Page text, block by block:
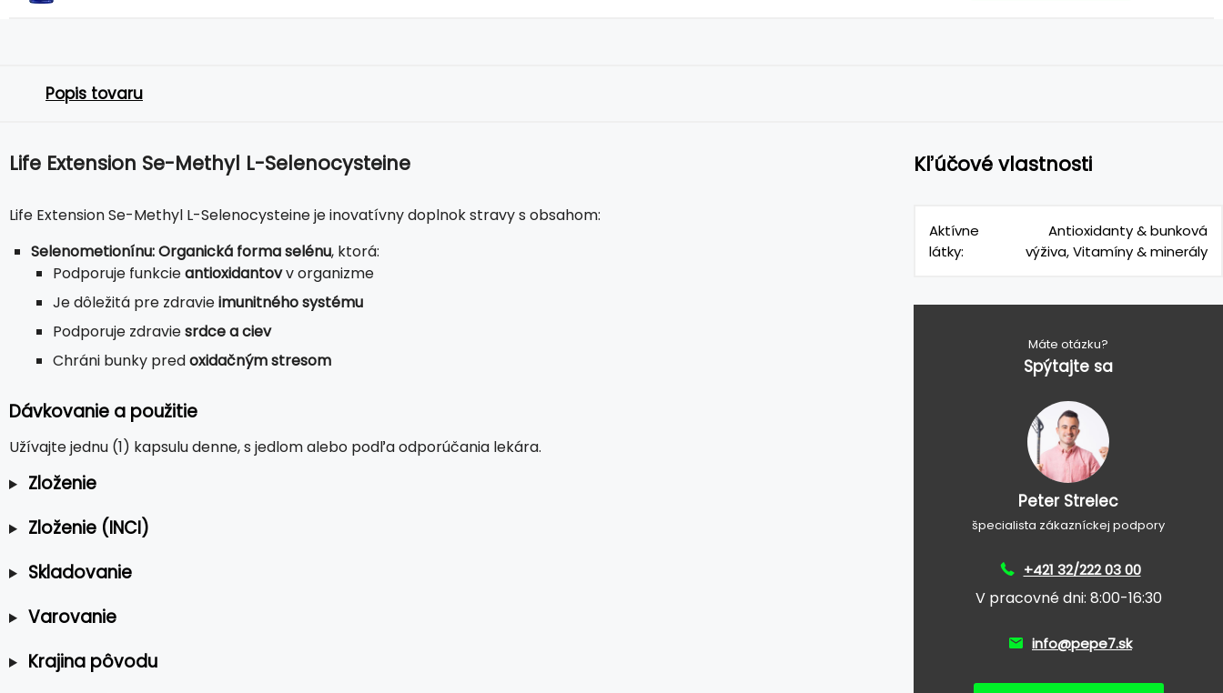
Popis tovaru
Life Extension Se-Methyl L-Selenocysteine
Life Extension Se-Methyl L-Selenocysteine je inovatívny doplnok stravy s obsahom:
Selenometionínu: Organická forma selénu, ktorá:
Podporuje funkcieantioxidantovv organizme
Je dôležitá pre zdravieimunitného systému
Podporuje zdraviesrdce a ciev
Chráni bunky predoxidačným stresom
Dávkovanie a použitie
Užívajte jednu (1) kapsulu denne, s jedlom alebo podľa odporúčania lekára.
Zloženie
Zloženie (INCI)
Skladovanie
Varovanie
Krajina pôvodu
Kľúčové vlastnosti
Aktívne
látky:
Antioxidanty & bunková
výživa, Vitamíny & minerály
Máte otázku?
Spýtajte sa
Peter Strelec
špecialista zákazníckej podpory
+421 32/222 03 00
V pracovné dni: 8:00-16:30
info@pepe7.sk